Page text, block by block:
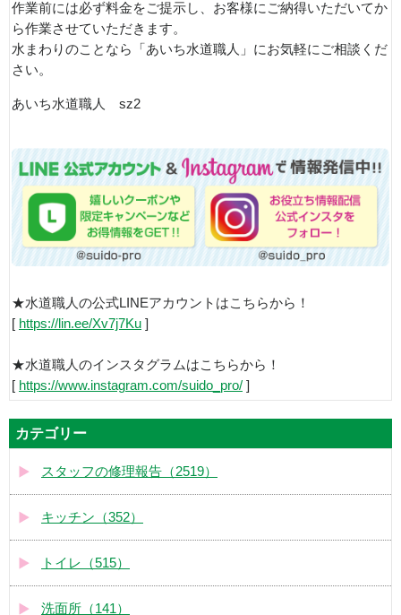
作業前には必ず料金をご提示し、お客様にご納得いただいてか
ら作業させていただきます。
水まわりのことなら「あいち水道職人」にお気軽にご相談くだ
さい。
あいち水道職人 sz2
★水道職人の公式LINEアカウントはこちらから！
[ https://lin.ee/Xv7j7Ku ]
★水道職人のインスタグラムはこちらから！
[ https://www.instagram.com/suido_pro/ ]
カテゴリー
スタッフの修理報告（2519）
キッチン（352）
トイレ（515）
洗面所（141）